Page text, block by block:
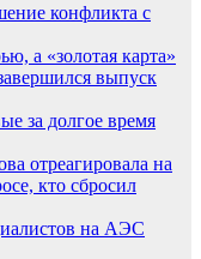
конфликта с
а «золотая карта»
выпуск
за долгое время
отреагировала на
кто сбросил
на АЭС